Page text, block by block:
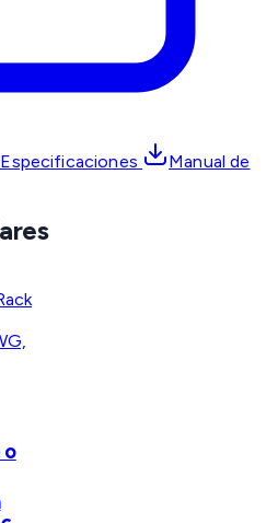
Manual de
o